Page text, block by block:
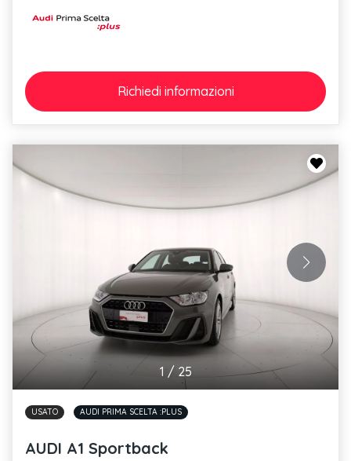
Richiedi informazioni
1 / 25
USATO AUDI PRIMA SCELTA :PLUS
AUDI A1 Sportback